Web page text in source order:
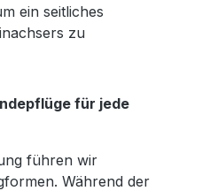
ein seitliches
zu
für jede
führen wir
Während der